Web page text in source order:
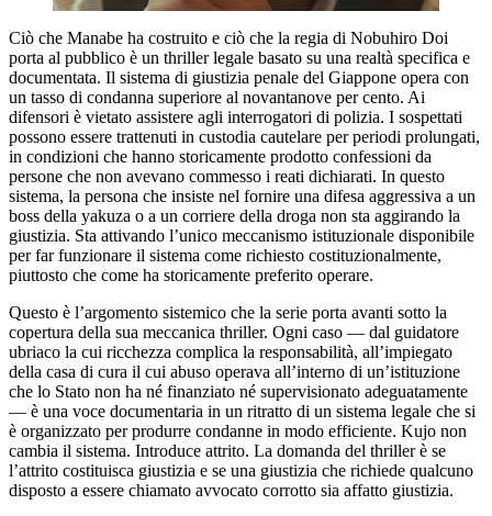
Ciò che Manabe ha costruito e ciò che la regia di Nobuhiro Doi
porta al pubblico è un thriller legale basato su una realtà specifica e
documentata. Il sistema di giustizia penale del Giappone opera con
un tasso di condanna superiore al novantanove per cento. Ai
difensori è vietato assistere agli interrogatori di polizia. I sospettati
possono essere trattenuti in custodia cautelare per periodi prolungati,
in condizioni che hanno storicamente prodotto confessioni da
persone che non avevano commesso i reati dichiarati. In questo
sistema, la persona che insiste nel fornire una difesa aggressiva a un
boss della yakuza o a un corriere della droga non sta aggirando la
giustizia. Sta attivando l’unico meccanismo istituzionale disponibile
per far funzionare il sistema come richiesto costituzionalmente,
piuttosto che come ha storicamente preferito operare.
Questo è l’argomento sistemico che la serie porta avanti sotto la
copertura della sua meccanica thriller. Ogni caso — dal guidatore
ubriaco la cui ricchezza complica la responsabilità, all’impiegato
della casa di cura il cui abuso operava all’interno di un’istituzione
che lo Stato non ha né finanziato né supervisionato adeguatamente
— è una voce documentaria in un ritratto di un sistema legale che si
è organizzato per produrre condanne in modo efficiente. Kujo non
cambia il sistema. Introduce attrito. La domanda del thriller è se
l’attrito costituisca giustizia e se una giustizia che richiede qualcuno
disposto a essere chiamato avvocato corrotto sia affatto giustizia.